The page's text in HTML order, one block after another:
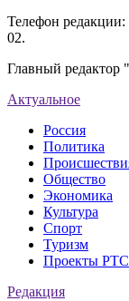
Телефон редакции:
02.
Главный
Актуальное
Россия
Политика
Общество
Экономика
Культура
Спорт
Туризм
Проекты РТС
Редакция